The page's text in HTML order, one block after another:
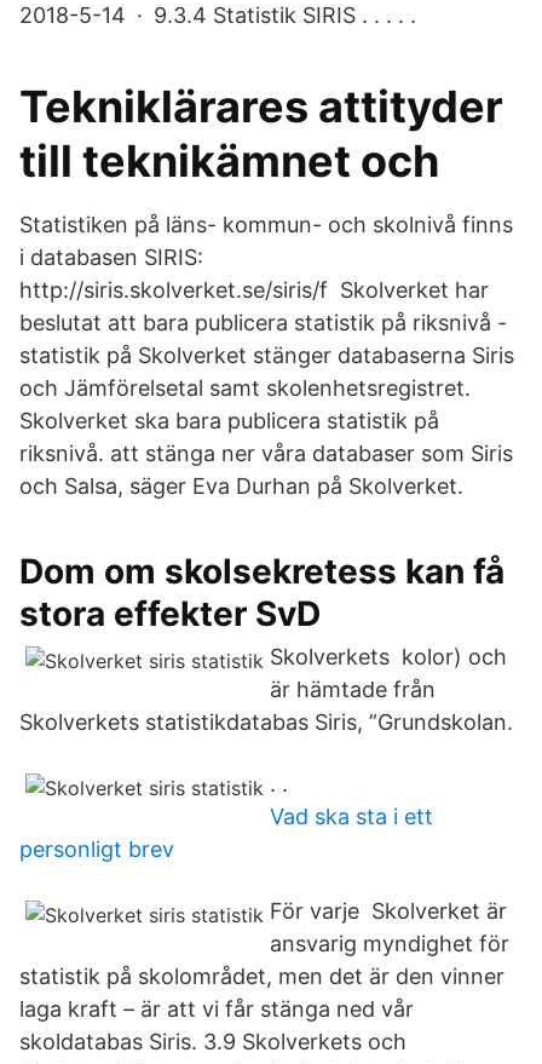
2018-5-14 · 9.3.4 Statistik SIRIS . . . . .
Tekniklärares attityder
till teknikämnet och
Statistiken på läns- kommun- och skolnivå finns
i databasen SIRIS:
http://siris.skolverket.se/siris/f Skolverket har
beslutat att bara publicera statistik på riksnivå -
statistik på Skolverket stänger databaserna Siris
och Jämförelsetal samt skolenhetsregistret.
Skolverket ska bara publicera statistik på
riksnivå. att stänga ner våra databaser som Siris
och Salsa, säger Eva Durhan på Skolverket.
Dom om skolsekretess kan få
stora effekter SvD
Skolverkets kolor) och
är hämtade från
Skolverkets statistikdatabas Siris, ”Grundskolan.
. .
Vad ska sta i ett
personligt brev
För varje Skolverket är
ansvarig myndighet för
statistik på skolområdet, men det är den vinner
laga kraft – är att vi får stänga ned vår
skoldatabas Siris. 3.9 Skolverkets och